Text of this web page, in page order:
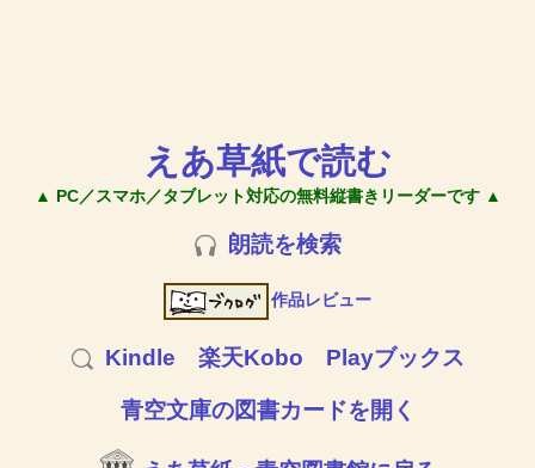
えあ草紙で読む
▲ PC／スマホ／タブレット対応の無料縦書きリーダーです ▲
朗読を検索
作品レビュー
Kindle 楽天Kobo Playブックス
青空文庫の図書カードを開く